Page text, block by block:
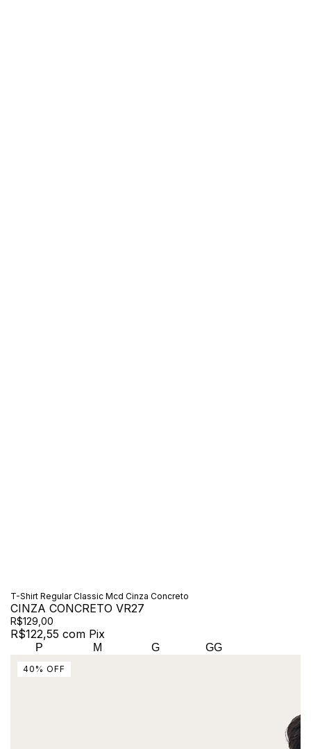
T-Shirt Regular Classic Mcd Cinza Concreto
CINZA CONCRETO VR27
R$129,00
R$122,55 com Pix
P M G GG
40 % OFF